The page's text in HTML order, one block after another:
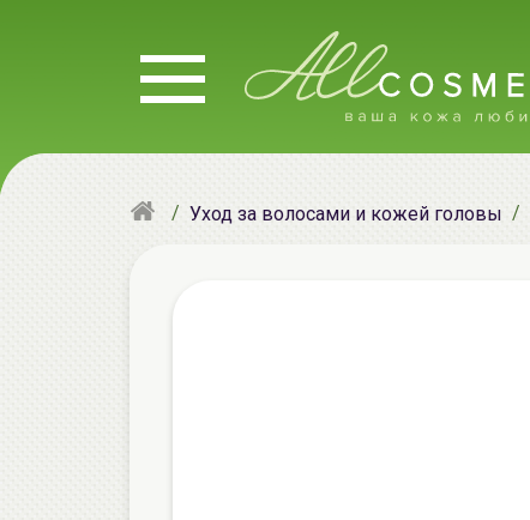
Уход за волосами и кожей головы